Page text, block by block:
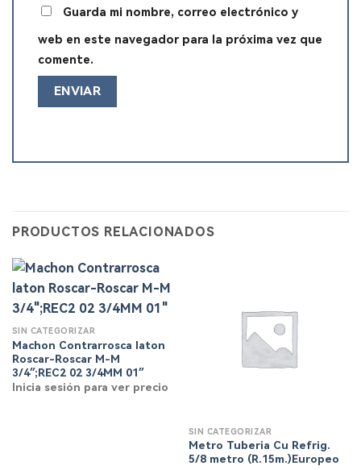
Guarda mi nombre, correo electrónico y
web en este navegador para la próxima vez que
comente.
PRODUCTOS RELACIONADOS
SIN CATEGORIZAR
Machon Contrarrosca laton
Roscar-Roscar M-M
3/4″;REC2 02 3/4MM 01″
Inicia sesión para ver precio
SIN CATEGORIZAR
Metro Tuberia Cu Refrig.
5/8 metro (R.15m.)Europeo